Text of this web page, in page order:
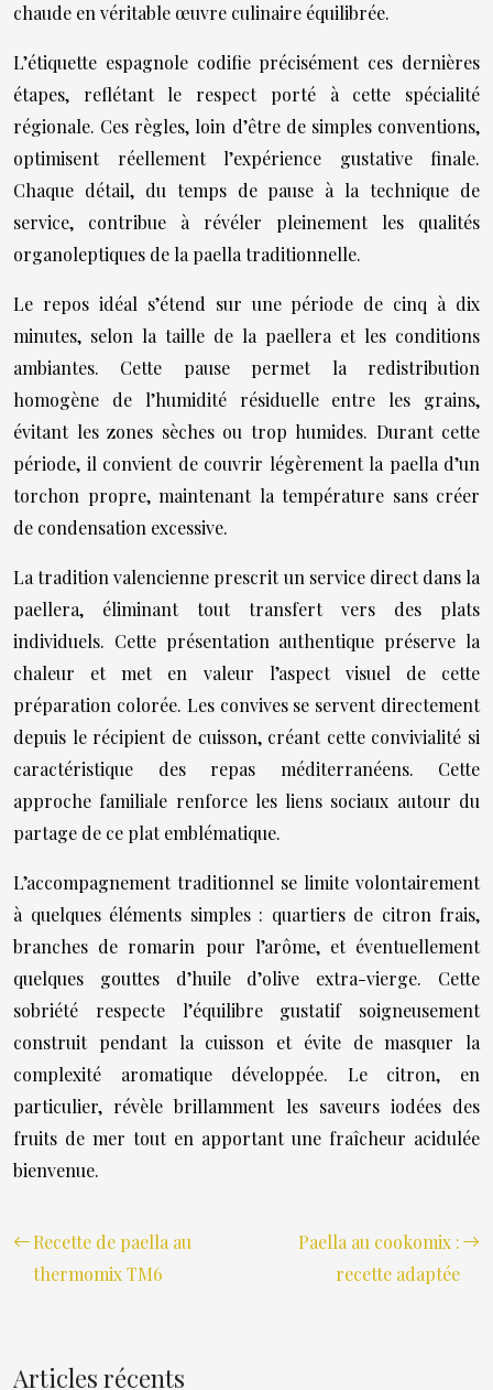
chaude en véritable œuvre culinaire équilibrée.
L’étiquette espagnole codifie précisément ces dernières
étapes, reflétant le respect porté à cette spécialité
régionale. Ces règles, loin d’être de simples conventions,
optimisent réellement l’expérience gustative finale.
Chaque détail, du temps de pause à la technique de
service, contribue à révéler pleinement les qualités
organoleptiques de la paella traditionnelle.
Le repos idéal s’étend sur une période de cinq à dix
minutes, selon la taille de la paellera et les conditions
ambiantes. Cette pause permet la redistribution
homogène de l’humidité résiduelle entre les grains,
évitant les zones sèches ou trop humides. Durant cette
période, il convient de couvrir légèrement la paella d’un
torchon propre, maintenant la température sans créer
de condensation excessive.
La tradition valencienne prescrit un service direct dans la
paellera, éliminant tout transfert vers des plats
individuels. Cette présentation authentique préserve la
chaleur et met en valeur l’aspect visuel de cette
préparation colorée. Les convives se servent directement
depuis le récipient de cuisson, créant cette convivialité si
caractéristique des repas méditerranéens. Cette
approche familiale renforce les liens sociaux autour du
partage de ce plat emblématique.
L’accompagnement traditionnel se limite volontairement
à quelques éléments simples : quartiers de citron frais,
branches de romarin pour l’arôme, et éventuellement
quelques gouttes d’huile d’olive extra-vierge. Cette
sobriété respecte l’équilibre gustatif soigneusement
construit pendant la cuisson et évite de masquer la
complexité aromatique développée. Le citron, en
particulier, révèle brillamment les saveurs iodées des
fruits de mer tout en apportant une fraîcheur acidulée
bienvenue.
Recette de paella au
thermomix TM6
Paella au cookomix :
recette adaptée
Articles récents